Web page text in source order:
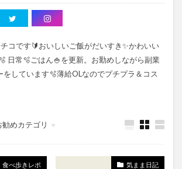
コです🔰おいしいご飯がだいすき✨かわいい
日常🫧ごはん🍚を更新。お勤めしながら副業
をしています🫧薄給OLなのでプチプラ＆コス
勧めカテゴリ
気まま日記
食べ歩きレポ
コンビニレポ
100円ショップレポ
食べ歩きレポ 気まま日記